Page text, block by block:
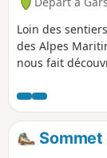
Loin des
des Alpes
nous fait
La boucle
quelques jolis
montagnes du
assez variée
Sommet